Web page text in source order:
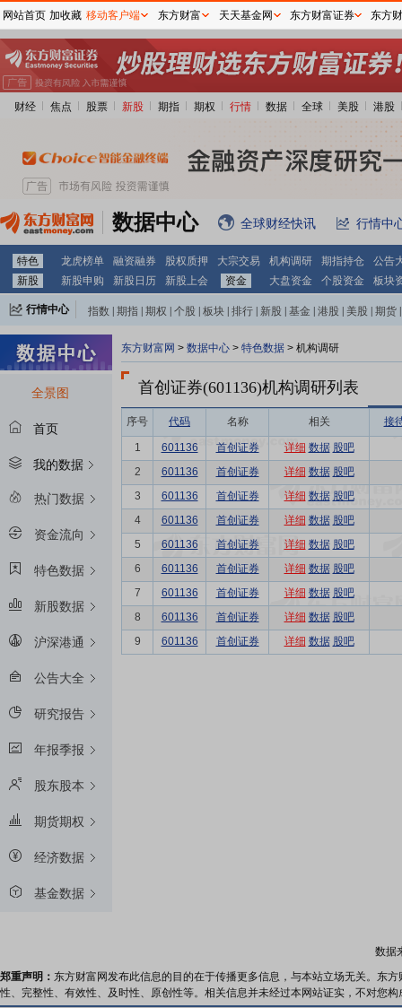
财经 焦点 股票 新股 期指 期权 行情 数据 全球 美股 港股
数据中心 全球财经快讯 行情中
特色 龙虎榜单 融资融券 股权质押 大宗交易 机构调研 期指持仓
公告
新股
新股申购 新股日历 新股上会 资金 大盘资金 个股资金 板块
行情中心 指数 期指 期权 个股 板块 排行 新股 基金 港股 美股 期货
全景图
首页
我的数据
热门数据
资金流向
特色数据
新股数据
沪深港通
公告大全
研究报告
年报季报
股东股本
期货期权
经济数据
基金数据
东方财富网 > 数据中心 > 特色数据 > 机构调研
首创证券(601136)机构调研列表
序号 代码 名称 相关 接
1 601136 首创证券 详细 数据 股吧
2
601136 首创证券 详细 数据 股吧
3
601136 首创证券 详细 数据 股吧
4
601136 首创证券 详细 数据 股吧
5
601136 首创证券 详细 数据 股吧
6
601136 首创证券 详细 数据 股吧
7
601136 首创证券 详细 数据 股吧
8
601136 首创证券 详细 数据 股吧
9
601136 首创证券 详细 数据 股吧
数据
郑重声明： 东方财富网发布此信息的目的在于传播更多信息，与本站立场无关。东
性、完整性、有效性、及时性、原创性等。相关信息并未经过本网站证实，不对您
网站首页 加收藏 移动客户端 东方财富 天天基金网 东方财富证券 东方